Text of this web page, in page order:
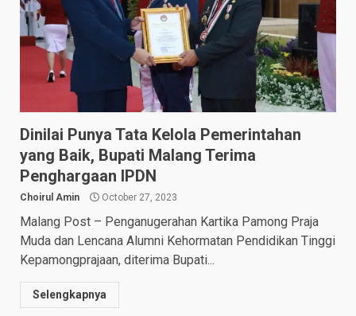
Dinilai Punya Tata Kelola Pemerintahan
yang Baik, Bupati Malang Terima
Penghargaan IPDN
Choirul Amin October 27, 2023
Malang Post – Penganugerahan Kartika Pamong Praja
Muda dan Lencana Alumni Kehormatan Pendidikan Tinggi
Kepamongprajaan, diterima Bupati...
Selengkapnya